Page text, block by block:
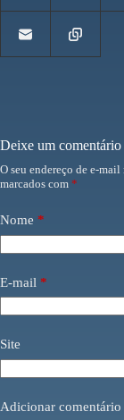
Deixe um comentário
O seu endereço de e-
marcados com *
Nome *
E-mail *
Site
Adicionar comentário